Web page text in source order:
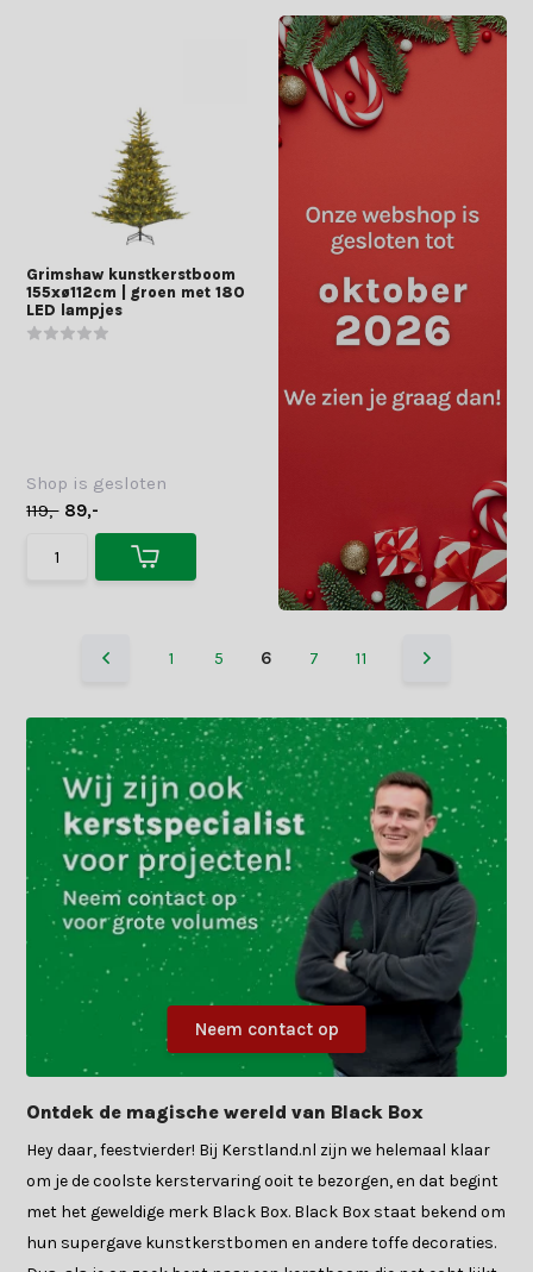
Grimshaw kunstkerstboom
155xø112cm | groen met 180
LED lampjes
Shop is gesloten
119,- 89,-
1 5 6 7 11
Neem contact op
Ontdek de magische wereld van Black Box
Hey daar, feestvierder! Bij Kerstland.nl zijn we helemaal klaar
om je de coolste kerstervaring ooit te bezorgen, en dat begint
met het geweldige merk Black Box. Black Box staat bekend om
hun supergave kunstkerstbomen en andere toffe decoraties.